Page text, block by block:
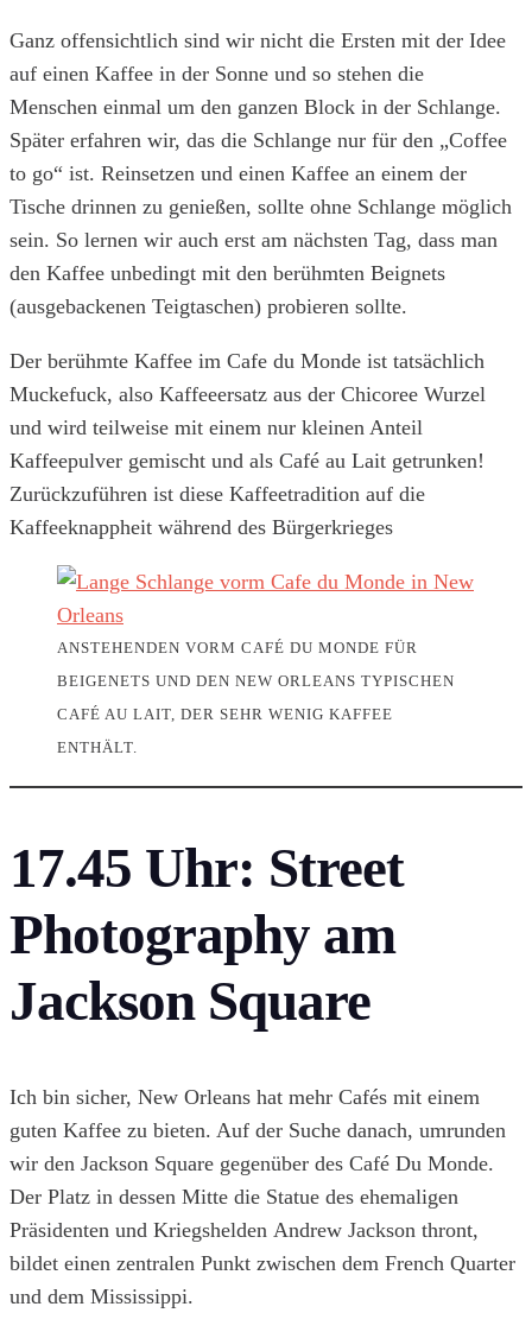
Ganz offensichtlich sind wir nicht die Ersten mit der Idee
auf einen Kaffee in der Sonne und so stehen die
Menschen einmal um den ganzen Block in der Schlange.
Später erfahren wir, das die Schlange nur für den „Coffee
to go“ ist. Reinsetzen und einen Kaffee an einem der
Tische drinnen zu genießen, sollte ohne Schlange möglich
sein. So lernen wir auch erst am nächsten Tag, dass man
den Kaffee unbedingt mit den berühmten Beignets
(ausgebackenen Teigtaschen) probieren sollte.
Der berühmte Kaffee im Cafe du Monde ist tatsächlich
Muckefuck, also Kaffeeersatz aus der Chicoree Wurzel
und wird teilweise mit einem nur kleinen Anteil
Kaffeepulver gemischt und als Café au Lait getrunken!
Zurückzuführen ist diese Kaffeetradition auf die
Kaffeeknappheit während des Bürgerkrieges
ANSTEHENDEN VORM CAFÉ DU MONDE FÜR
BEIGENETS UND DEN NEW ORLEANS TYPISCHEN
CAFÉ AU LAIT, DER SEHR WENIG KAFFEE
ENTHÄLT.
17.45 Uhr: Street
Photography am
Jackson Square
Ich bin sicher, New Orleans hat mehr Cafés mit einem
guten Kaffee zu bieten. Auf der Suche danach, umrunden
wir den Jackson Square gegenüber des Café Du Monde.
Der Platz in dessen Mitte die Statue des ehemaligen
Präsidenten und Kriegshelden Andrew Jackson thront,
bildet einen zentralen Punkt zwischen dem French Quarter
und dem Mississippi.